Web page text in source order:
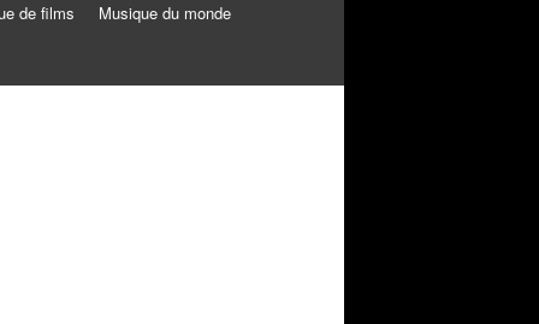
de films Musique du monde